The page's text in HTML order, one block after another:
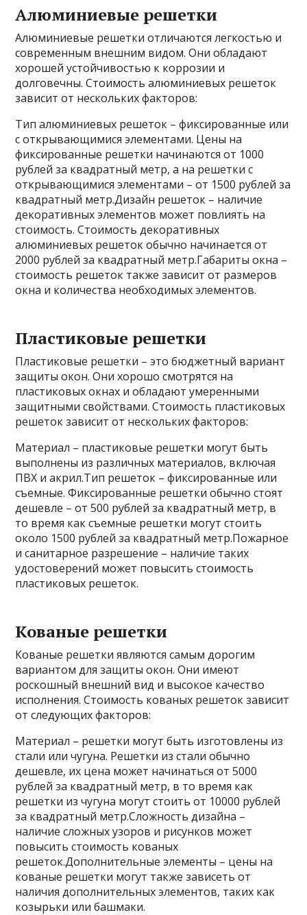
Алюминиевые решетки
Алюминиевые решетки отличаются легкостью и
современным внешним видом. Они обладают
хорошей устойчивостью к коррозии и
долговечны. Стоимость алюминиевых решеток
зависит от нескольких факторов:
Тип алюминиевых решеток – фиксированные или
с открывающимися элементами. Цены на
фиксированные решетки начинаются от 1000
рублей за квадратный метр, а на решетки с
открывающимися элементами – от 1500 рублей за
квадратный метр.Дизайн решеток – наличие
декоративных элементов может повлиять на
стоимость. Стоимость декоративных
алюминиевых решеток обычно начинается от
2000 рублей за квадратный метр.Габариты окна –
стоимость решеток также зависит от размеров
окна и количества необходимых элементов.
Пластиковые решетки
Пластиковые решетки – это бюджетный вариант
защиты окон. Они хорошо смотрятся на
пластиковых окнах и обладают умеренными
защитными свойствами. Стоимость пластиковых
решеток зависит от нескольких факторов:
Материал – пластиковые решетки могут быть
выполнены из различных материалов, включая
ПВХ и акрил.Тип решеток – фиксированные или
съемные. Фиксированные решетки обычно стоят
дешевле – от 500 рублей за квадратный метр, в
то время как съемные решетки могут стоить
около 1500 рублей за квадратный метр.Пожарное
и санитарное разрешение – наличие таких
удостоверений может повысить стоимость
пластиковых решеток.
Кованые решетки
Кованые решетки являются самым дорогим
вариантом для защиты окон. Они имеют
роскошный внешний вид и высокое качество
исполнения. Стоимость кованых решеток зависит
от следующих факторов:
Материал – решетки могут быть изготовлены из
стали или чугуна. Решетки из стали обычно
дешевле, их цена может начинаться от 5000
рублей за квадратный метр, в то время как
решетки из чугуна могут стоить от 10000 рублей
за квадратный метр.Сложность дизайна –
наличие сложных узоров и рисунков может
повысить стоимость кованых
решеток.Дополнительные элементы – цены на
кованые решетки могут также зависеть от
наличия дополнительных элементов, таких как
козырьки или башмаки.